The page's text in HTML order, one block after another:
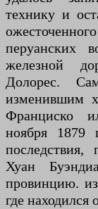
технику и
перуанских
железной
Долорес.
изменившим
Франциско
ноября 1879
последствия,
Хуан
провинцию.
где